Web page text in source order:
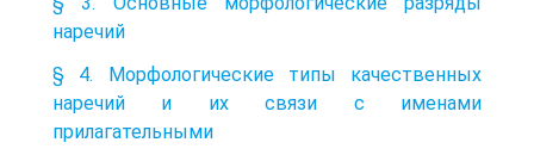
наречий
§ 4. Морфологические типы качественных
наречий и их связи с именами
прилагательными